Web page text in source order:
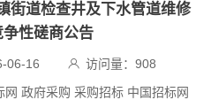
街道检查井及下水管道维修
性磋商公告
06-16 访问量： 908
政府采购 采购招标 中国招标网